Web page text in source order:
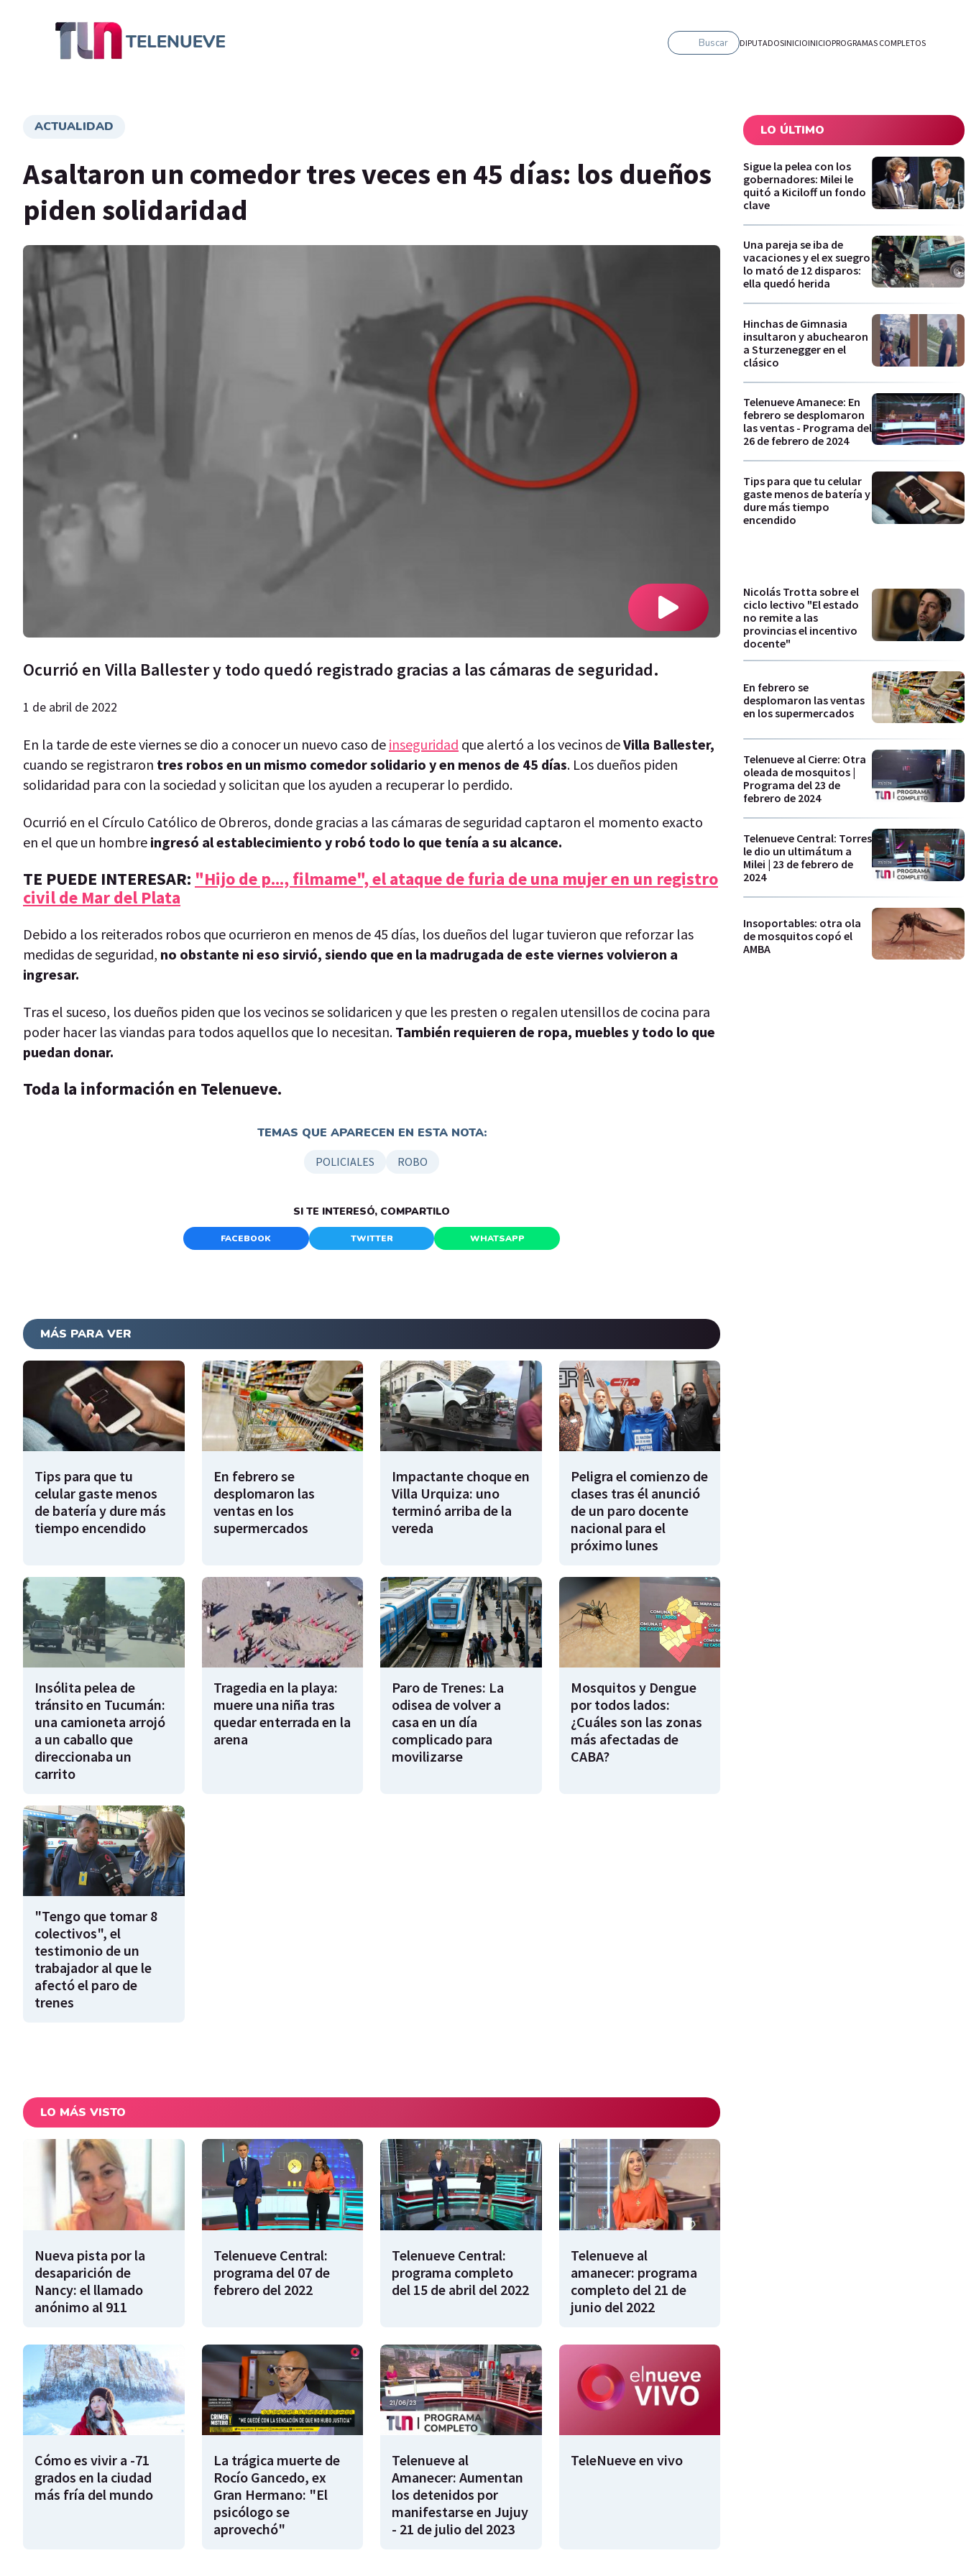
Buscar DIPUTADOSINICIOINICIOPROGRAMAS COMPLETOS
ACTUALIDAD
Asaltaron un comedor tres veces en 45 días: los dueños
piden solidaridad
Ocurrió en Villa Ballester y todo quedó registrado gracias a las cámaras de seguridad.
1 de abril de 2022
En la tarde de este viernes se dio a conocer un nuevo caso de inseguridad que alertó a los vecinos deVilla Ballester,
cuando se registraron tres robos en un mismo comedor solidario y en menos de 45 días. Los dueños piden
solidaridad para con la sociedad y solicitan que los ayuden a recuperar lo perdido.
Ocurrió en el Círculo Católico de Obreros, donde gracias a las cámaras de seguridad captaron el momento exacto
en el que un hombre ingresó al establecimiento y robó todo lo que tenía a su alcance.
TE PUEDE INTERESAR: "Hijo de p..., filmame", el ataque de furia de una mujer en un registro
civil de Mar del Plata
Debido a los reiterados robos que ocurrieron en menos de 45 días, los dueños del lugar tuvieron que reforzar las
medidas de seguridad, no obstante ni eso sirvió, siendo que en la madrugada de este viernes volvieron a
ingresar.
Tras el suceso, los dueños piden que los vecinos se solidaricen y que les presten o regalen utensillos de cocina para
poder hacer las viandas para todos aquellos que lo necesitan. También requieren de ropa, muebles y todo lo que
puedan donar.
Toda la información en Telenueve.
TEMAS QUE APARECEN EN ESTA NOTA:
POLICIALES ROBO
SI TE INTERESÓ, COMPARTILO
FACEBOOK TWITTER WHATSAPP
MÁS PARA VER
Tips para que tu
celular gaste menos
de batería y dure más
tiempo encendido
En febrero se
desplomaron las
ventas en los
supermercados
Impactante choque en
Villa Urquiza: uno
terminó arriba de la
vereda
Peligra el comienzo de
clases tras él anunció
de un paro docente
nacional para el
próximo lunes
Insólita pelea de
tránsito en Tucumán:
una camioneta arrojó
a un caballo que
direccionaba un
carrito
Tragedia en la playa:
muere una niña tras
quedar enterrada en la
arena
Paro de Trenes: La
odisea de volver a
casa en un día
complicado para
movilizarse
Mosquitos y Dengue
por todos lados:
¿Cuáles son las zonas
más afectadas de
CABA?
"Tengo que tomar 8
colectivos", el
testimonio de un
trabajador al que le
afectó el paro de
trenes
LO MÁS VISTO
Nueva pista por la
desaparición de
Nancy: el llamado
anónimo al 911
Telenueve Central:
programa del 07 de
febrero del 2022
Telenueve Central:
programa completo
del 15 de abril del 2022
Telenueve al
amanecer: programa
completo del 21 de
junio del 2022
Cómo es vivir a -71
grados en la ciudad
más fría del mundo
La trágica muerte de
Rocío Gancedo, ex
Gran Hermano: "El
psicólogo se
aprovechó"
Telenueve al
Amanecer: Aumentan
los detenidos por
manifestarse en Jujuy
- 21 de julio del 2023
TeleNueve en vivo
LO ÚLTIMO
Sigue la pelea con los
gobernadores: Milei le
quitó a Kiciloff un fondo
clave
Una pareja se iba de
vacaciones y el ex suegro
lo mató de 12 disparos:
ella quedó herida
Hinchas de Gimnasia
insultaron y abuchearon
a Sturzenegger en el
clásico
Telenueve Amanece: En
febrero se desplomaron
las ventas - Programa del
26 de febrero de 2024
Tips para que tu celular
gaste menos de batería y
dure más tiempo
encendido
Nicolás Trotta sobre el
ciclo lectivo "El estado
no remite a las
provincias el incentivo
docente"
En febrero se
desplomaron las ventas
en los supermercados
Telenueve al Cierre: Otra
oleada de mosquitos |
Programa del 23 de
febrero de 2024
Telenueve Central: Torres
le dio un ultimátum a
Milei | 23 de febrero de
2024
Insoportables: otra ola
de mosquitos copó el
AMBA